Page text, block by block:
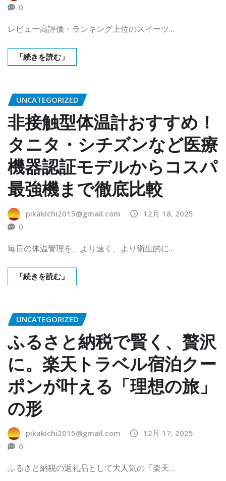
0
レビュー高評価・ランキング上位のスイーツ…
「続きを読む」
UNCATEGORIZED
非接触型体温計おすすめ！
タニタ・シチズンなど医療
機器認証モデルからコスパ
最強機まで徹底比較
pikakichi2015@gmail.com
12月 18, 2025
0
毎日の体温管理を、より速く、より衛生的に…
「続きを読む」
UNCATEGORIZED
ふるさと納税で賢く、贅沢
に。楽天トラベル宿泊クー
ポンが叶える「理想の旅」
の形
pikakichi2015@gmail.com
12月 17, 2025
0
ふるさと納税の返礼品として大人気の「楽天…